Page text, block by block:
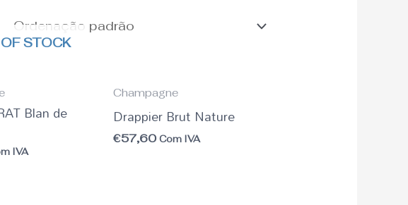
STOCK
Blan de
IVA
Champagne
Drappier Brut Nature
€57,60 Com IVA